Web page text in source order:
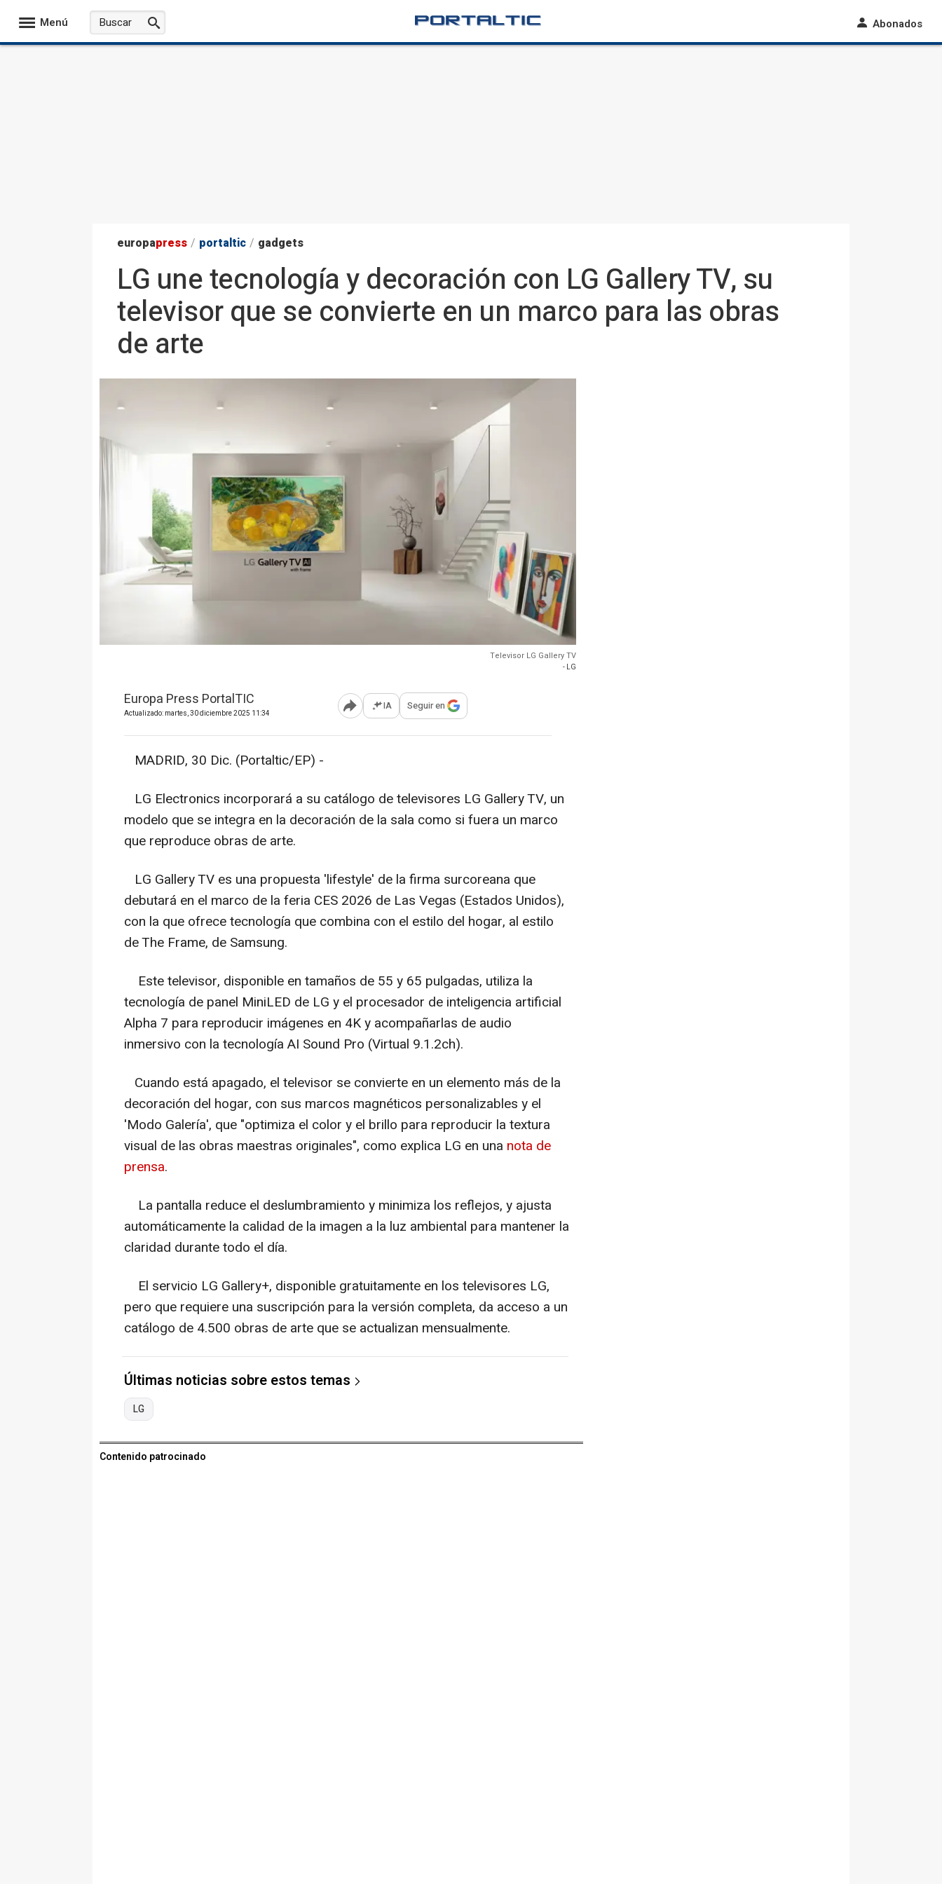
Menú Abonados
europapress / portaltic / gadgets
LG une tecnología y decoración con LG Gallery TV, su
televisor que se convierte en un marco para las obras
de arte
Televisor LG Gallery TV
- LG
Europa Press PortalTIC
Actualizado: martes, 30 diciembre 2025 11:34 Abrir opciones para compartir
IA Seguir en
MADRID, 30 Dic. (Portaltic/EP) -
LG Electronics incorporará a su catálogo de televisores LG Gallery TV, un
modelo que se integra en la decoración de la sala como si fuera un marco
que reproduce obras de arte.
LG Gallery TV es una propuesta 'lifestyle' de la firma surcoreana que
debutará en el marco de la feria CES 2026 de Las Vegas (Estados Unidos),
con la que ofrece tecnología que combina con el estilo del hogar, al estilo
de The Frame, de Samsung.
Este televisor, disponible en tamaños de 55 y 65 pulgadas, utiliza la
tecnología de panel MiniLED de LG y el procesador de inteligencia artificial
Alpha 7 para reproducir imágenes en 4K y acompañarlas de audio
inmersivo con la tecnología AI Sound Pro (Virtual 9.1.2ch).
Cuando está apagado, el televisor se convierte en un elemento más de la
decoración del hogar, con sus marcos magnéticos personalizables y el
'Modo Galería', que "optimiza el color y el brillo para reproducir la textura
visual de las obras maestras originales", como explica LG en una nota de
prensa.
La pantalla reduce el deslumbramiento y minimiza los reflejos, y ajusta
automáticamente la calidad de la imagen a la luz ambiental para mantener la
claridad durante todo el día.
El servicio LG Gallery+, disponible gratuitamente en los televisores LG,
pero que requiere una suscripción para la versión completa, da acceso a un
catálogo de 4.500 obras de arte que se actualizan mensualmente.
Últimas noticias sobre estos temas
LG
Contenido patrocinado